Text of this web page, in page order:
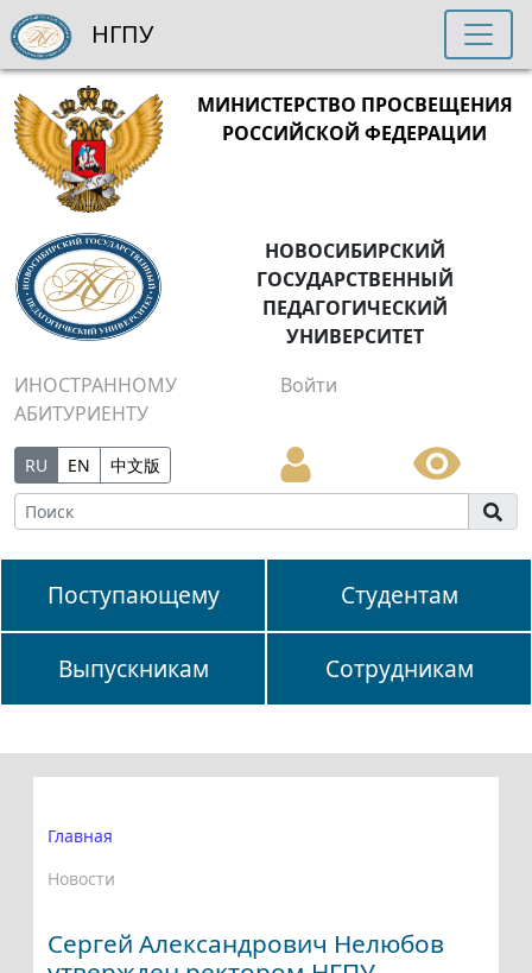
МИНИСТЕРСТВО ПРОСВЕЩЕНИЯ
РОССИЙСКОЙ ФЕДЕРАЦИИ
НОВОСИБИРСКИЙ
ГОСУДАРСТВЕННЫЙ
ПЕДАГОГИЧЕСКИЙ
УНИВЕРСИТЕТ
ИНОСТРАННОМУ
АБИТУРИЕНТУ
Войти
RU EN 中文版
Поступающему Студентам
Выпускникам Сотрудникам
НГПУ
Главная
Новости
Сергей Александрович Нелюбов